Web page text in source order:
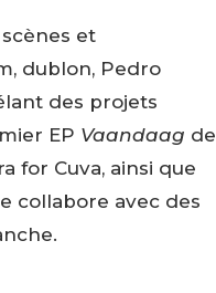
et
dublon, Pedro
des projets
EP Vaandaag de
for Cuva, ainsi que
collabore avec des